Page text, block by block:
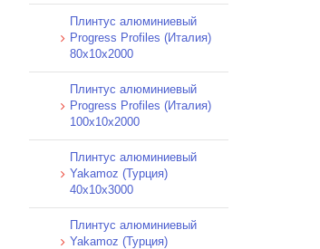
Плинтус алюминиевый
Progress Profiles (Италия)
80х10х2000
Плинтус алюминиевый
Progress Profiles (Италия)
100х10х2000
Плинтус алюминиевый
Yakamoz (Турция)
40х10х3000
Плинтус алюминиевый
Yakamoz (Турция)